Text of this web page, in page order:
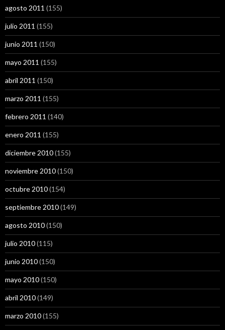
agosto 2011 (155)
julio 2011 (155)
junio 2011 (150)
mayo 2011 (155)
abril 2011 (150)
marzo 2011 (155)
febrero 2011 (140)
enero 2011 (155)
diciembre 2010(155)
noviembre 2010(150)
octubre 2010(154)
septiembre 2010(149)
agosto 2010(150)
julio 2010(115)
junio 2010(150)
mayo 2010(150)
abril 2010(149)
marzo 2010(155)